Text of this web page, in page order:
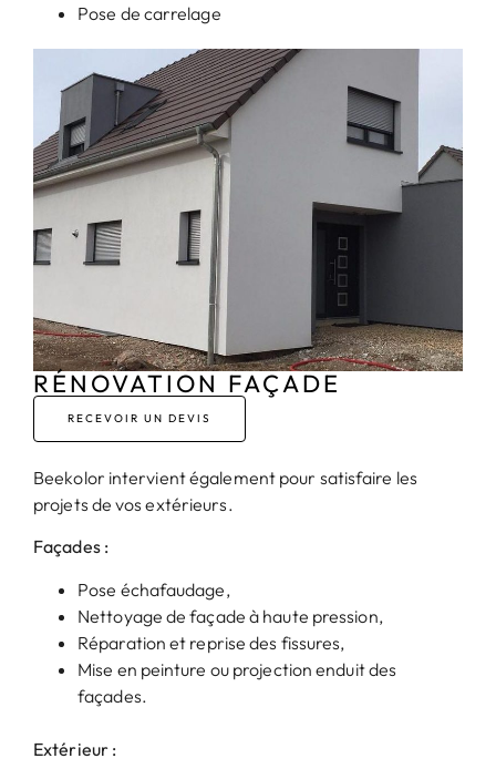
Pose de carrelage
RÉNOVATION FAÇADE
RECEVOIR UN DEVIS
Beekolor intervient également pour satisfaire les
projets de vos extérieurs.
Façades :
Pose échafaudage,
Nettoyage de façade à haute pression,
Réparation et reprise des fissures,
Mise en peinture ou projection enduit des
façades.
Extérieur :